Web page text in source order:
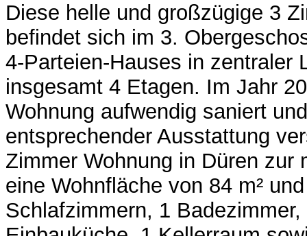
Diese helle und großzügige 3
befindet sich im 3.
4-Parteien-Hauses in zentraler
insgesamt 4 Etagen. Im Jahr
Wohnung aufwendig saniert
entsprechender Ausstattung
Zimmer Wohnung in Düren zur
eine Wohnfläche von 84 m²
Schlafzimmern, 1